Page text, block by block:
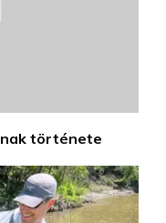
története